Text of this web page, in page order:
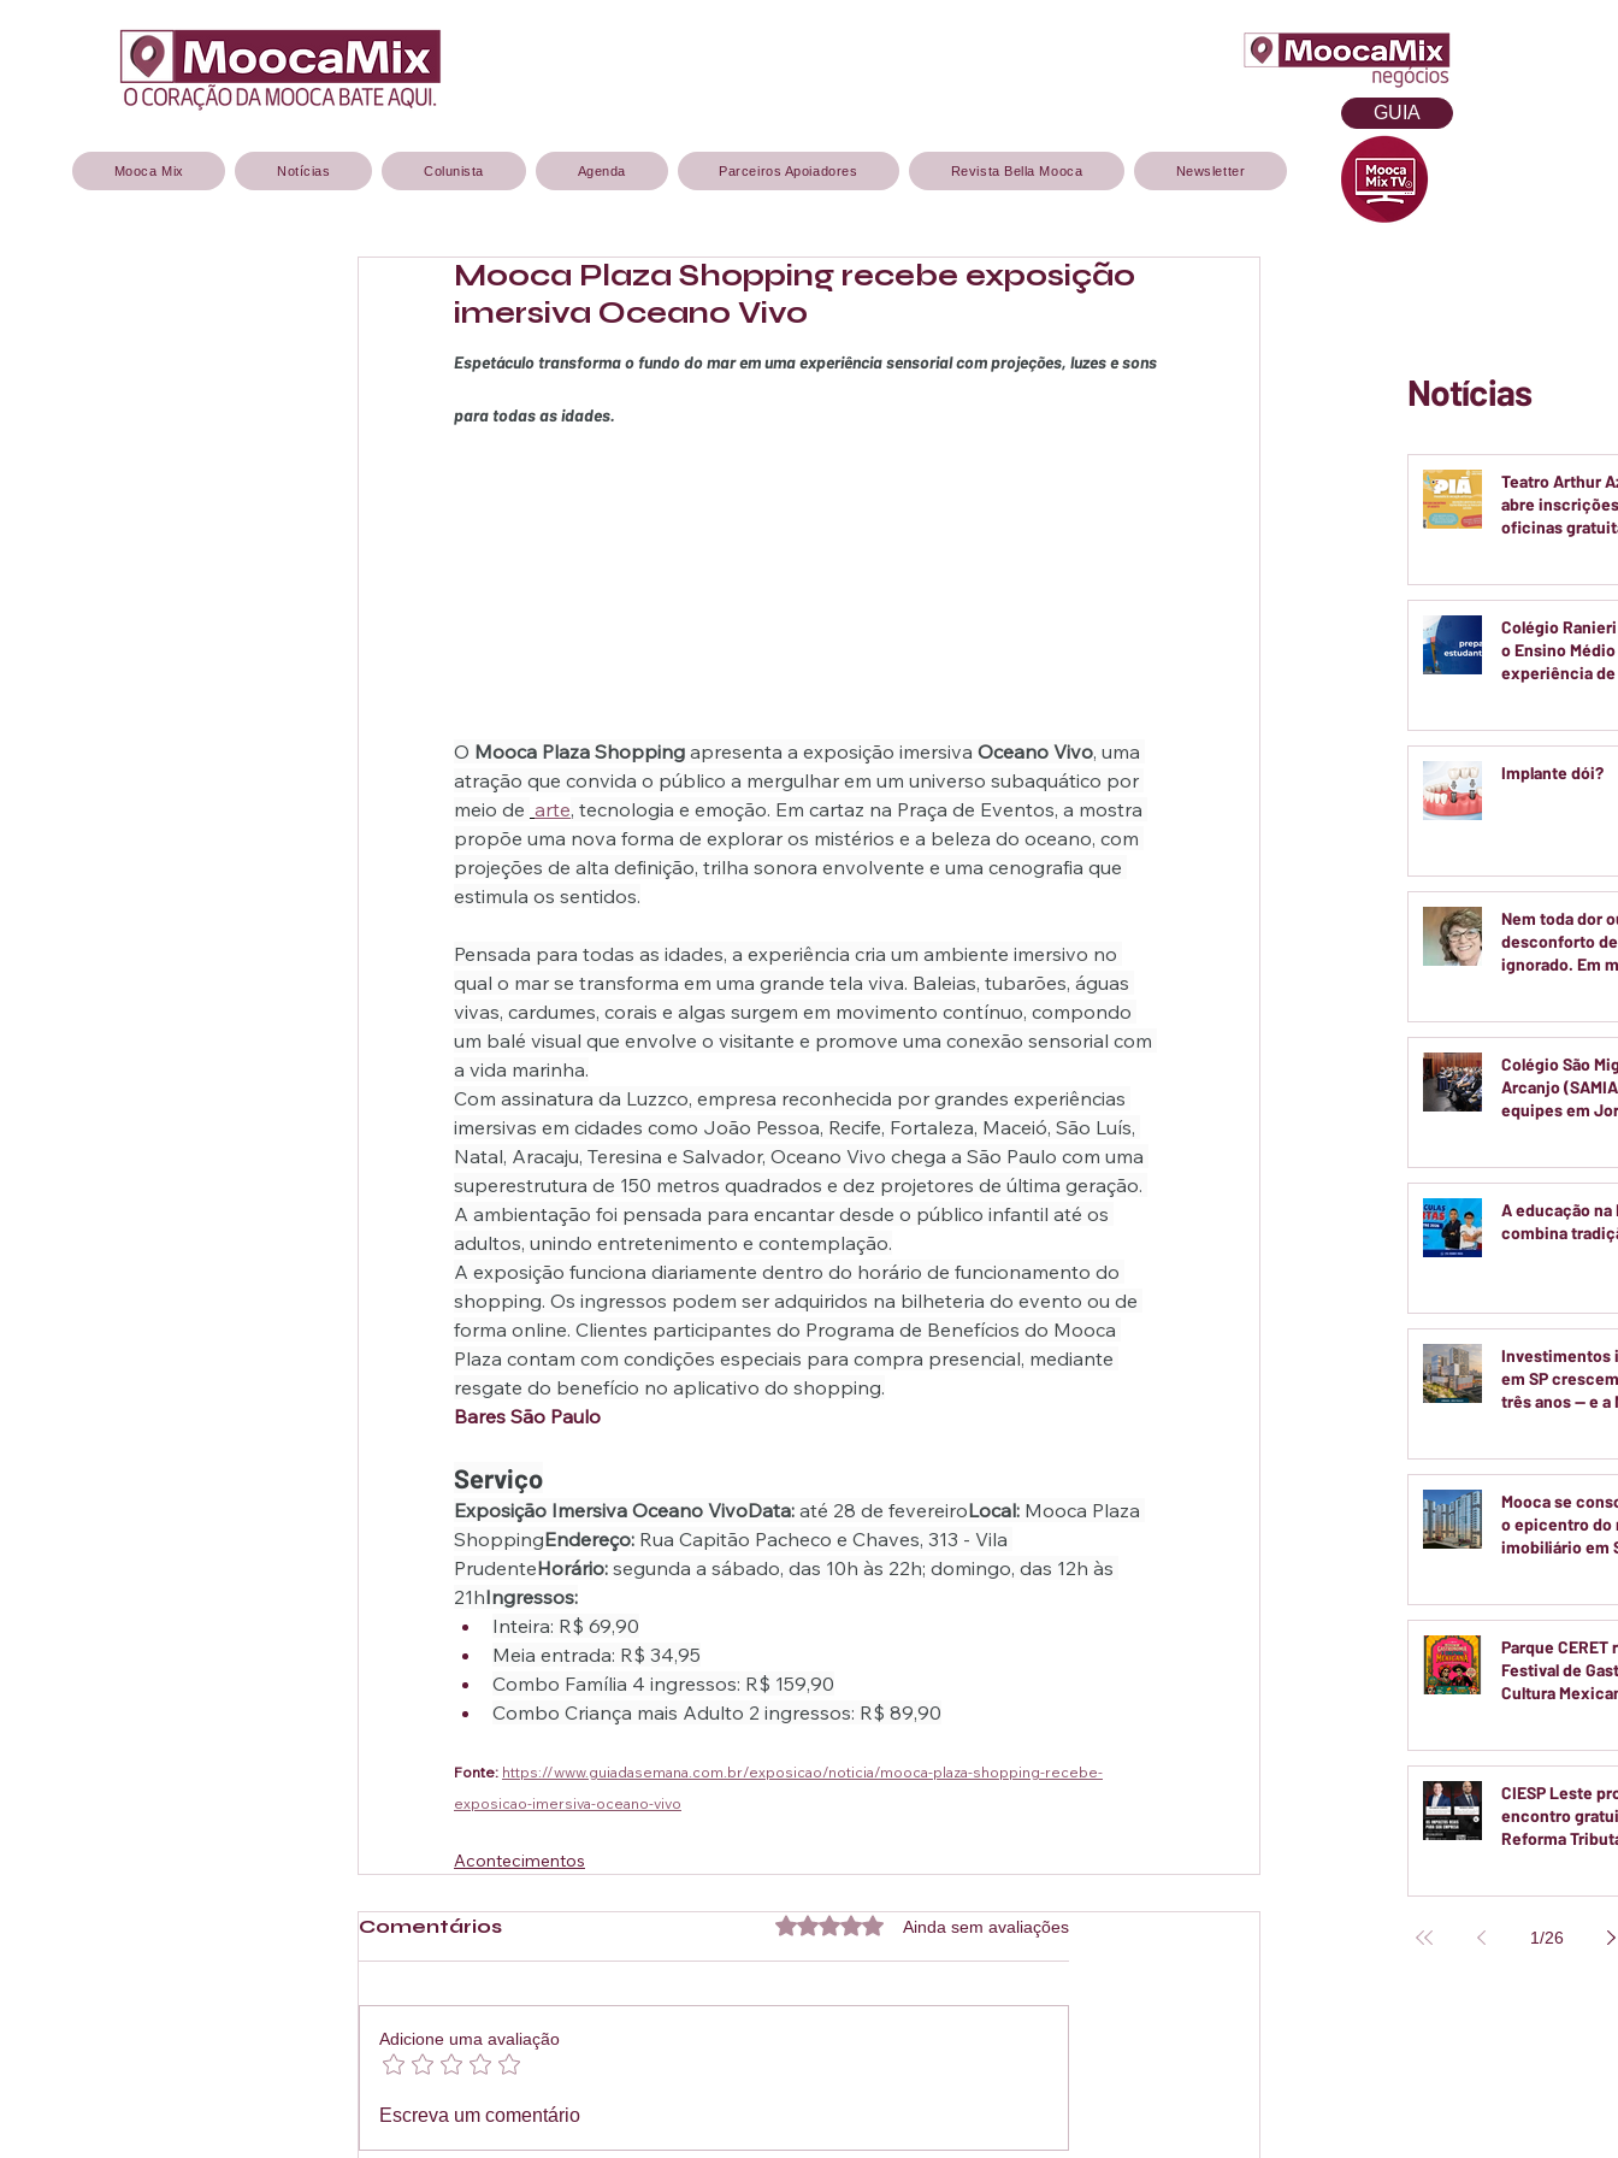
GUIA
Mooca Mix Notícias Colunista Agenda Parceiros Apoiadores Revista Bella Mooca Newsletter
Mooca Plaza Shopping recebe exposição
imersiva Oceano Vivo
Espetáculo transforma o fundo do mar em uma experiência sensorial com projeções, luzes e sons
para todas as idades.
O Mooca Plaza Shopping apresenta a exposição imersiva Oceano Vivo, uma
atração que convida o público a mergulhar em um universo subaquático por
meio de arte, tecnologia e emoção. Em cartaz na Praça de Eventos, a mostra
propõe uma nova forma de explorar os mistérios e a beleza do oceano, com
projeções de alta definição, trilha sonora envolvente e uma cenografia que
estimula os sentidos.
Pensada para todas as idades, a experiência cria um ambiente imersivo no
qual o mar se transforma em uma grande tela viva. Baleias, tubarões, águas
vivas, cardumes, corais e algas surgem em movimento contínuo, compondo
um balé visual que envolve o visitante e promove uma conexão sensorial com
a vida marinha.
Com assinatura da Luzzco, empresa reconhecida por grandes experiências
imersivas em cidades como João Pessoa, Recife, Fortaleza, Maceió, São Luís,
Natal, Aracaju, Teresina e Salvador, Oceano Vivo chega a São Paulo com uma
superestrutura de 150 metros quadrados e dez projetores de última geração.
A ambientação foi pensada para encantar desde o público infantil até os
adultos, unindo entretenimento e contemplação.
A exposição funciona diariamente dentro do horário de funcionamento do
shopping. Os ingressos podem ser adquiridos na bilheteria do evento ou de
forma online. Clientes participantes do Programa de Benefícios do Mooca
Plaza contam com condições especiais para compra presencial, mediante
resgate do benefício no aplicativo do shopping.
Bares São Paulo
Serviço
Exposição Imersiva Oceano VivoData: até 28 de fevereiroLocal: Mooca Plaza
ShoppingEndereço: Rua Capitão Pacheco e Chaves, 313 - Vila
PrudenteHorário: segunda a sábado, das 10h às 22h; domingo, das 12h às
21hIngressos:
Inteira: R$ 69,90
Meia entrada: R$ 34,95
Combo Família 4 ingressos: R$ 159,90
Combo Criança mais Adulto 2 ingressos: R$ 89,90
Fonte: https://www.guiadasemana.com.br/exposicao/noticia/mooca-plaza-shopping-recebe-
exposicao-imersiva-oceano-vivo
Acontecimentos
Comentários Avaliado com 0 de 5 estrelas.
Ainda sem avaliações
Adicione uma avaliação
Escreva um comentário
Notícias
Teatro Arthur
abre
oficinas
Colégio
o Ensino
experiência
Implante dói?
Nem toda dor
desconforto
ignorado. Em
passo para
saúde.
Colégio São
Arcanjo
equipes em
A educação na
combina
Investimentos
em SP
três anos — e a
Mooca se
o epicentro do
imobiliário em
Parque CERET
Festival de
Cultura
CIESP Leste
encontro
Reforma
1/26